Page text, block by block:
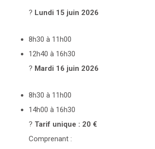
? Lundi 15 juin 2026
8h30 à 11h00
12h40 à 16h30
? Mardi 16 juin 2026
8h30 à 11h00
14h00 à 16h30
? Tarif unique : 20 €
Comprenant :